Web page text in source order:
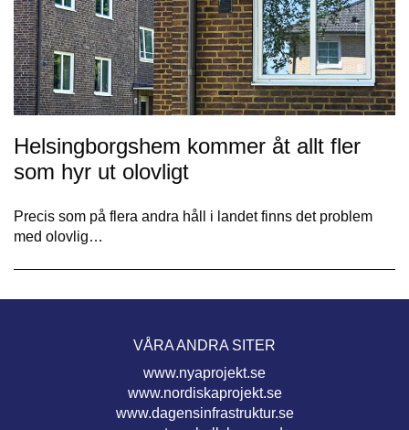
Helsingborgshem kommer åt allt fler
som hyr ut olovligt
Precis som på flera andra håll i landet finns det problem
med olovlig…
VÅRA ANDRA SITER
www.nyaprojekt.se
www.nordiskaprojekt.se
www.dagensinfrastruktur.se